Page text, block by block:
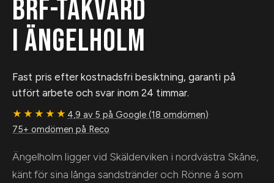
BRF-TAKVÅRD
IÄNGELHOLM
Fast pris efter kostnadsfri besiktning, garanti på
utfört arbete och svar inom 24 timmar.
★★★★★ 4,9 av 5 på Google (18 omdömen)·
75+ omdömen på Reco
Ängelholm ligger vid Skälderviken i nordvästra Skåne,
känt för sina långa sandstränder och Rönne å som